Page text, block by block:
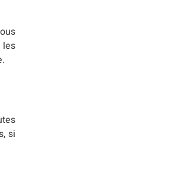
les
si